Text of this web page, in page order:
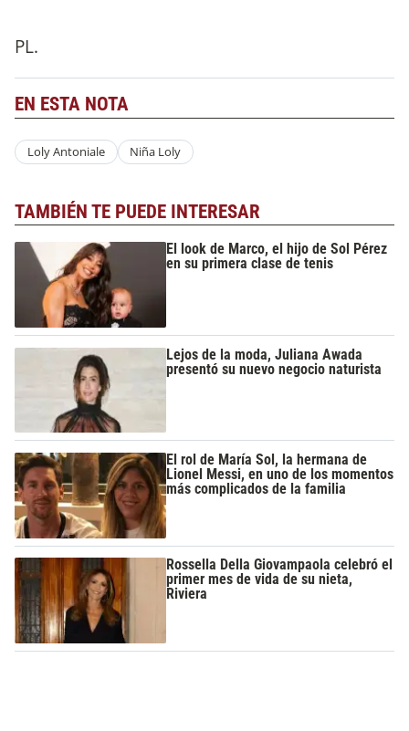
PL.
EN ESTA NOTA
Loly Antoniale Niña Loly
TAMBIÉN TE PUEDE INTERESAR
El look de Marco, el hijo de Sol Pérez
en su primera clase de tenis
Lejos de la moda, Juliana Awada
presentó su nuevo negocio naturista
El rol de María Sol, la hermana de
Lionel Messi, en uno de los momentos
más complicados de la familia
Rossella Della Giovampaola celebró el
primer mes de vida de su nieta,
Riviera